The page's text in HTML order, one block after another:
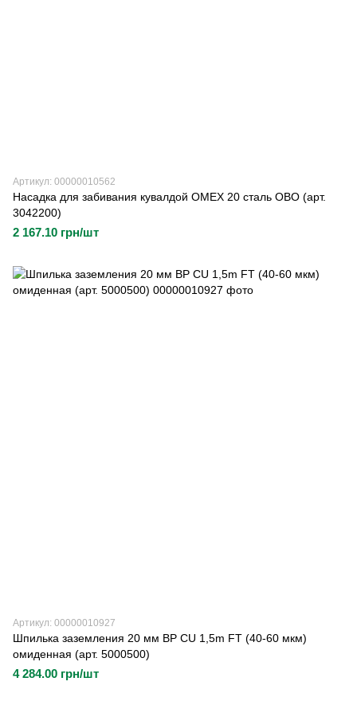
Артикул: 00000010562
Насадка для забивания кувалдой OMEX 20 сталь OBO (арт.
3042200)
2 167.10 грн/шт
Артикул: 00000010927
Шпилька заземления 20 мм BP CU 1,5m FT (40-60 мкм)
омиденная (арт. 5000500)
4 284.00 грн/шт